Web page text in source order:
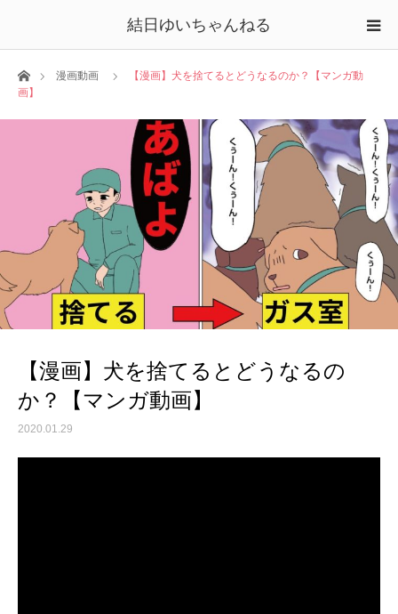
結日ゆいちゃんねる
ホーム漫画動画
【漫画】犬を捨てるとどうなるのか？【マンガ動
画】
【漫画】犬を捨てるとどうなるの
か？【マンガ動画】
2020.01.29